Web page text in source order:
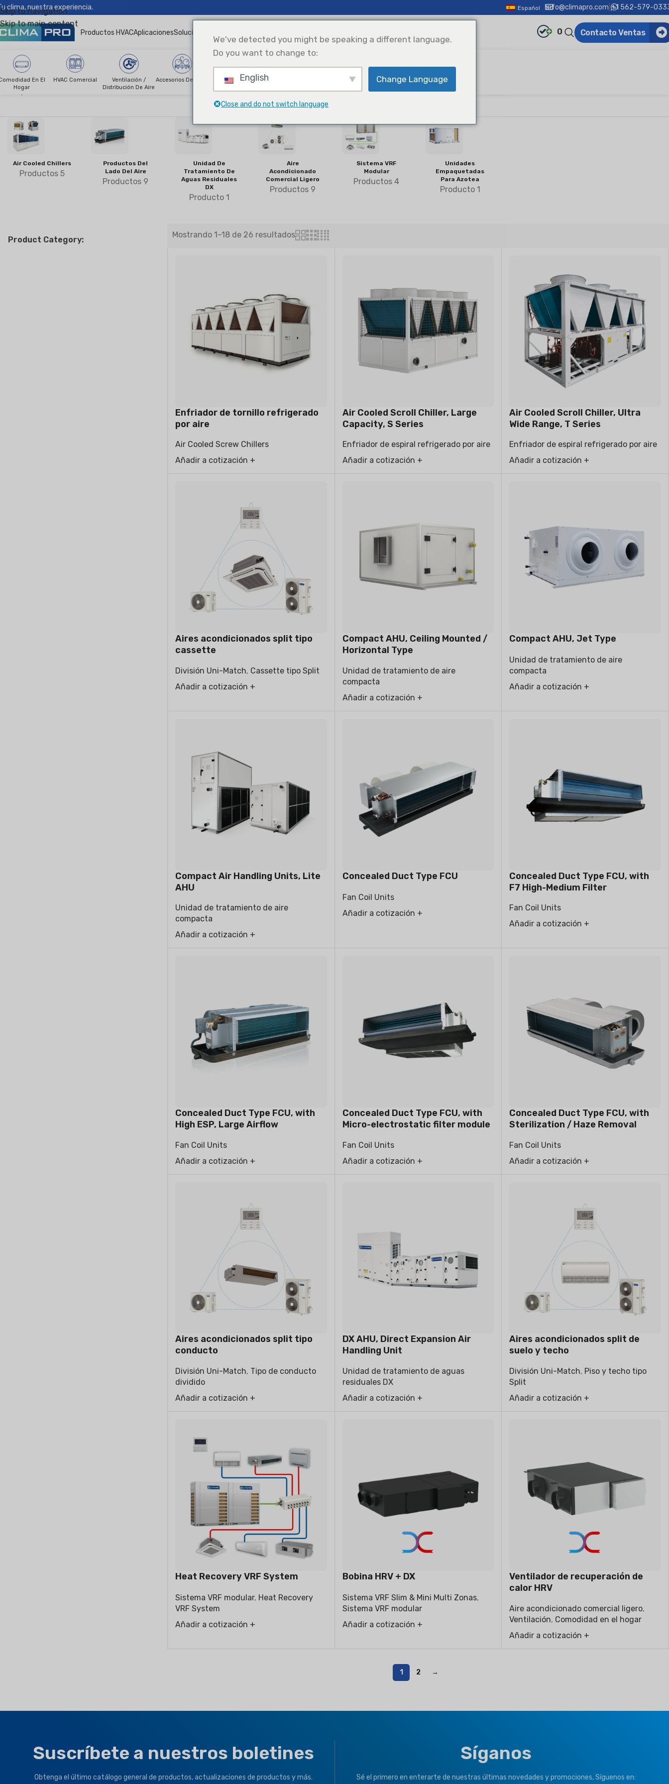
Skip to navigation
Skip to main content
clima, nuestra experiencia. Español info@climapro.com +1 562-579-
Productos HVACAplicacionesSoluciones 0 Contacto Ventas
En El
Hogar
HVAC Comercial
Ventilación /
Distribución De Aire
Accesorios De HVAC Refrigeración
Selección De
Climapro®
HVAC comercial
Air Cooled Chillers
Productos 5
Productos Del
Lado Del Aire
Productos 9
Unidad De
Tratamiento De
Aguas Residuales
DX
Producto 1
Aire
Acondicionado
Comercial Ligero
Productos 9
Sistema VRF
Modular
Productos 4
Unidades
Empaquetadas
Para Azotea
Producto 1
Product Category:
Mostrando 1–18 de 26 resultados
Enfriador de tornillo refrigerado
por aire
Air Cooled Screw Chillers
Añadir a cotización +
Air Cooled Scroll Chiller, Large
Capacity, S Series
Enfriador de espiral refrigerado por aire
Añadir a cotización +
Air Cooled Scroll Chiller, Ultra
Wide Range, T Series
Enfriador de espiral refrigerado por aire
Añadir a cotización +
Aires acondicionados split tipo
cassette
División Uni-Match, Cassette tipo Split
Añadir a cotización +
Compact AHU, Ceiling Mounted /
Horizontal Type
Unidad de tratamiento de aire
compacta
Añadir a cotización +
Compact AHU, Jet Type
Unidad de tratamiento de aire
compacta
Añadir a cotización +
Compact Air Handling Units, Lite
AHU
Unidad de tratamiento de aire
compacta
Añadir a cotización +
Concealed Duct Type FCU
Fan Coil Units
Añadir a cotización +
Concealed Duct Type FCU, with
F7 High-Medium Filter
Fan Coil Units
Añadir a cotización +
Concealed Duct Type FCU, with
High ESP, Large Airflow
Fan Coil Units
Añadir a cotización +
Concealed Duct Type FCU, with
Micro-electrostatic filter module
Fan Coil Units
Añadir a cotización +
Concealed Duct Type FCU, with
Sterilization / Haze Removal
Fan Coil Units
Añadir a cotización +
Aires acondicionados split tipo
conducto
División Uni-Match, Tipo de conducto
dividido
Añadir a cotización +
DX AHU, Direct Expansion Air
Handling Unit
Unidad de tratamiento de aguas
residuales DX
Añadir a cotización +
Aires acondicionados split de
suelo y techo
División Uni-Match, Piso y techo tipo
Split
Añadir a cotización +
Heat Recovery VRF System
Sistema VRF modular, Heat Recovery
VRF System
Añadir a cotización +
Bobina HRV + DX
Sistema VRF Slim & Mini Multi Zonas,
Sistema VRF modular
Añadir a cotización +
Ventilador de recuperación de
calor HRV
Aire acondicionado comercial ligero,
Ventilación, Comodidad en el hogar
Añadir a cotización +
1 2 →
Suscríbete a nuestros boletines
Obtenga el último catálogo general de productos, actualizaciones de productos y más.
Síganos
Sé el primero en enterarte de nuestras últimas novedades y promociones, Síguenos en:
We've detected you might be speaking a different language.
Do you want to change to:
English Change Language
Close and do not switch language